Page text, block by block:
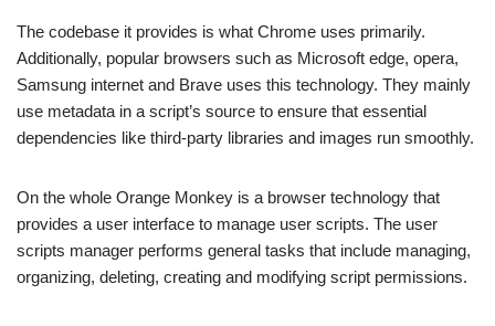
The codebase it provides is what Chrome uses primarily.
Additionally, popular browsers such as Microsoft edge, opera,
Samsung internet and Brave uses this technology. They mainly
use metadata in a script’s source to ensure that essential
dependencies like third-party libraries and images run smoothly.
On the whole Orange Monkey is a browser technology that
provides a user interface to manage user scripts. The user
scripts manager performs general tasks that include managing,
organizing, deleting, creating and modifying script permissions.